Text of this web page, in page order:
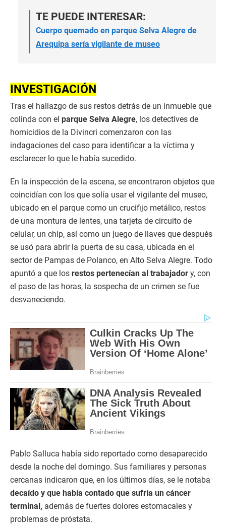
TE PUEDE INTERESAR:
Cuerpo quemado en parque Selva Alegre de
Arequipa sería vigilante de museo
INVESTIGACIÓN
Tras el hallazgo de sus restos detrás de un inmueble que
colinda con el parque Selva Alegre, los detectives de
homicidios de la Divincri comenzaron con las
indagaciones del caso para identificar a la víctima y
esclarecer lo que le había sucedido.
En la inspección de la escena, se encontraron objetos que
coincidían con los que solía usar el vigilante del museo,
ubicado en el parque como un crucifijo metálico, restos
de una montura de lentes, una tarjeta de circuito de
celular, un chip, así como un juego de llaves que después
se usó para abrir la puerta de su casa, ubicada en el
sector de Pampas de Polanco, en Alto Selva Alegre. Todo
apuntó a que los restos pertenecían al trabajador y, con
el paso de las horas, la sospecha de un crimen se fue
desvaneciendo.
Pablo Salluca había sido reportado como desaparecido
desde la noche del domingo. Sus familiares y personas
cercanas indicaron que, en los últimos días, se le notaba
decaído y que había contado que sufría un cáncer
terminal, además de fuertes dolores estomacales y
problemas de próstata.